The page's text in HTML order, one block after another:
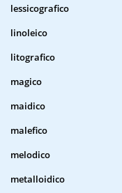
lessicografico
linoleico
litografico
magico
maidico
malefico
melodico
metalloidico